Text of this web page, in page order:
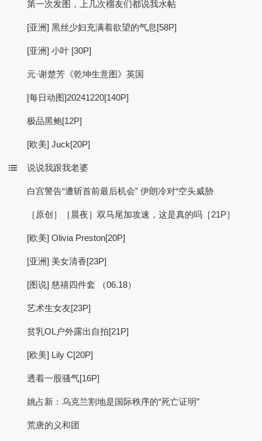
第一次发图，上几次榴友们都说我水帖
[亚洲] 黑丝少妇充满着欲望的气息[58P]
[亚洲] 小叶 [30P]
元·谢楚芳《乾坤生意图》英国
[每日动图]20241220[140P]
极品黑鲍[12P]
[欧美] Juck[20P]
说说我跟我老婆
白宫警告“遭斩首前最后机会” 伊朗冷对“空头威胁
［原创］［晨夜］双马尾加攻速，这是真的吗［21P］
[欧美] Olivia Preston[20P]
[亚洲] 美女清香[23P]
[图说] 慈禧四件套 （06.18）
艺术生女友[23P]
贫乳OL户外露出自拍[21P]
[欧美] Lily C[20P]
透着一股骚气[16P]
姚占新：乌克兰割地是国际秩序的“死亡证明”
荒唐的义和团